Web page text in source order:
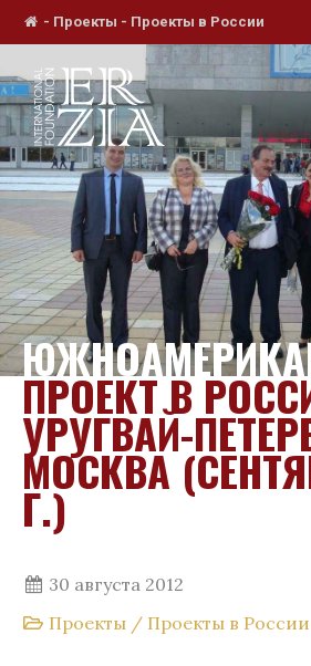
- Проекты - Проекты в России
ПРОЕКТ В
УРУГВАЙ-
МОСКВА
Г.)
30 августа 2012
Проекты / Проекты в России